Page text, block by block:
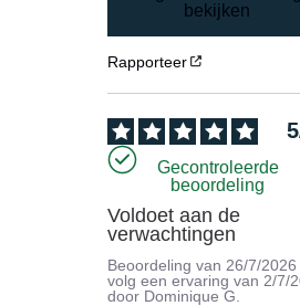
bekijken
Rapporteer
5
Gecontroleerde
beoordeling
Voldoet aan de
verwachtingen
Beoordeling van 26/7/2026
volg een ervaring van 2/7/
door Dominique G.